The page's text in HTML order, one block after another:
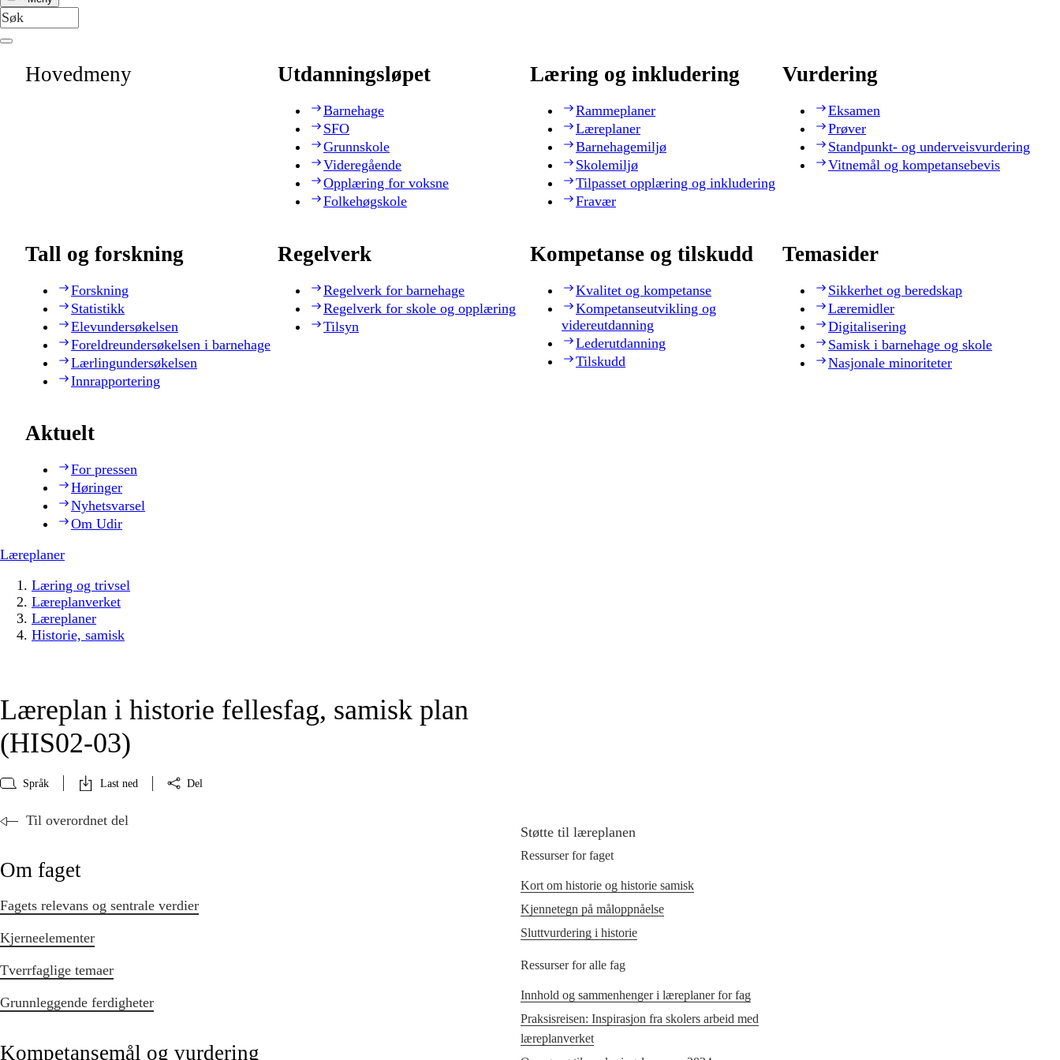
Hovedmeny Utdanningsløpet
Barnehage
SFO
Grunnskole
Videregående
Opplæring for voksne
Folkehøgskole
Læring og inkludering
Rammeplaner
Læreplaner
Barnehagemiljø
Skolemiljø
Tilpasset opplæring og inkludering
Fravær
Vurdering
Eksamen
Prøver
Standpunkt- og underveisvurdering
Vitnemål og kompetansebevis
Tall og forskning
Forskning
Statistikk
Elevundersøkelsen
Foreldreundersøkelsen i barnehage
Lærlingundersøkelsen
Innrapportering
Regelverk
Regelverk for barnehage
Regelverk for skole og opplæring
Tilsyn
Kompetanse og tilskudd
Kvalitet og kompetanse
Kompetanseutvikling og
videreutdanning
Lederutdanning
Tilskudd
Temasider
Sikkerhet og beredskap
Læremidler
Digitalisering
Samisk i barnehage og skole
Nasjonale minoriteter
Aktuelt
For pressen
Høringer
Nyhetsvarsel
Om Udir
Læreplaner
Læring og trivsel
Læreplanverket
Læreplaner
Historie, samisk
Læreplan i historie fellesfag, samisk plan
(HIS02‑03)
Språk Last ned Del
Til overordnet del
Om faget
Fagets relevans og sentrale verdier
Kjerneelementer
Tverrfaglige temaer
Grunnleggende ferdigheter
Kompetansemål og vurdering
Støtte til læreplanen
Ressurser for faget
Kort om historie og historie samisk
Kjennetegn på måloppnåelse
Sluttvurdering i historie
Ressurser for alle fag
Innhold og sammenhenger i læreplaner for fag
Praksisreisen: Inspirasjon fra skolers arbeid med
læreplanverket